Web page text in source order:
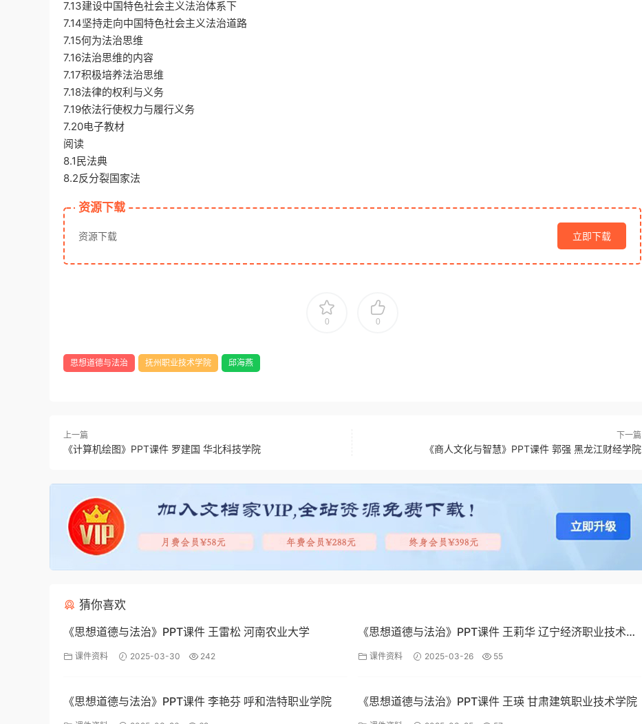
7.13建设中国特色社会主义法治体系下
7.14坚持走向中国特色社会主义法治道路
7.15何为法治思维
7.16法治思维的内容
7.17积极培养法治思维
7.18法律的权利与义务
7.19依法行使权力与履行义务
7.20电子教材
阅读
8.1民法典
8.2反分裂国家法
资源下载
资源下载 立即下载
0 0
思想道德与法治 抚州职业技术学院 邱海燕
上一篇
《计算机绘图》PPT课件 罗建国 华北科技学院
下一篇
《商人文化与智慧》PPT课件 郭强 黑龙江财经学院
猜你喜欢
《思想道德与法治》PPT课件 王雷松 河南农业大学
课件资料 2025-03-30 242
《思想道德与法治》PPT课件 王莉华 辽宁经济职业技术学
院 课件资料 2025-03-26 55
《思想道德与法治》PPT课件 李艳芬 呼和浩特职业学院 《思想道德与法治》PPT课件 王瑛 甘肃建筑职业技术学院